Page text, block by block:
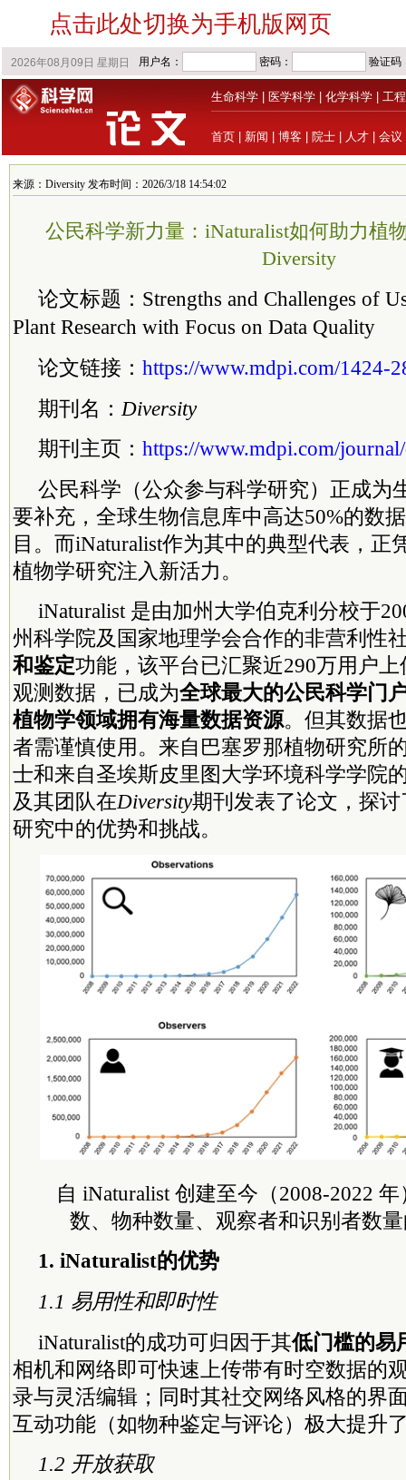
点击此处切换为手机版网页
生命科学 医学科学 化学科学 工
首页 新闻 博客 院士 人才 会议
来源：Diversity 发布时间：2026/3/18 14:54:02
公民科学新力量：iNaturalist如何助力植
Diversity
论文标题：Strengths and Challenges of
Plant Research with Focus on Data Quality
论文链接： https://www.mdpi.com/1424-
期刊名： Diversity
期刊主页： https://www.mdpi.com/
公民科学（公众参与科学研究）正成为
要补充，全球生物信息库中高达50%的数
目。而iNaturalist作为其中的典型代表，正
植物学研究注入新活力。
iNaturalist 是由加州大学伯克利分校于
州科学院及国家地理学会合作的非营利性
和鉴定功能，该平台已汇聚近290万用户
观测数据，已成为全球最大的公民科学门
植物学领域拥有海量数据资源。但其数据
者需谨慎使用。来自巴塞罗那植物研究所
士和来自圣埃斯皮里图大学环境科学学院
及其团队在Diversity期刊发表了论文，探讨
研究中的优势和挑战。
自 iNaturalist 创建至今（2008-2022
数、物种数量、观察者和识别者数
1. iNaturalist的优势
1.1 易用性和即时性
iNaturalist的成功可归因于其低门槛的易
相机和网络即可快速上传带有时空数据的
录与灵活编辑；同时其社交网络风格的界
互动功能（如物种鉴定与评论）极大提升
1.2 开放获取